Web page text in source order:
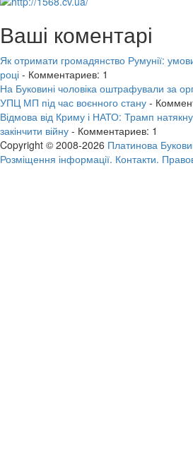
Ваші коментарі
Як отримати громадянство Румунії:
році - Комментариев: 1
На Буковині чоловіка оштрафували за
УПЦ МП під час воєнного стану -
Відмова від Криму і НАТО: Трамп
закінчити війну - Комментариев: 1
Copyright © 2008-2026 Платинова
Розміщення інформації. Контакти.